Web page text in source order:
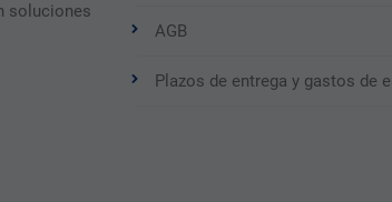
soluciones
AGB
Plazos de entrega y gastos de